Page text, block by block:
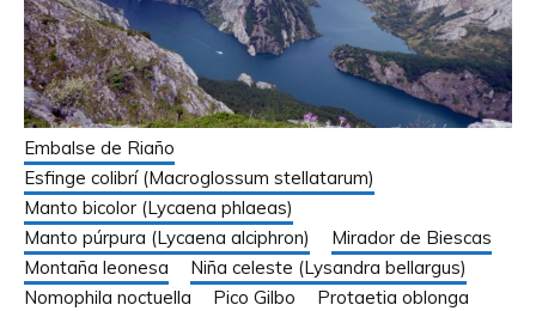
Embalse de Riaño
Esfinge colibrí (Macroglossum stellatarum)
Manto bicolor (Lycaena phlaeas)
Manto púrpura (Lycaena alciphron)
Mirador de Biescas
Montaña leonesa
Niña celeste (Lysandra bellargus)
Nomophila noctuella
Pico Gilbo
Protaetia oblonga